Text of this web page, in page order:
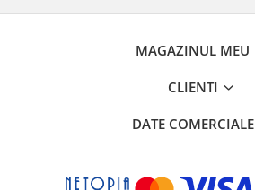
MAGAZINUL MEU
CLIENTI
DATE COMERCIALE